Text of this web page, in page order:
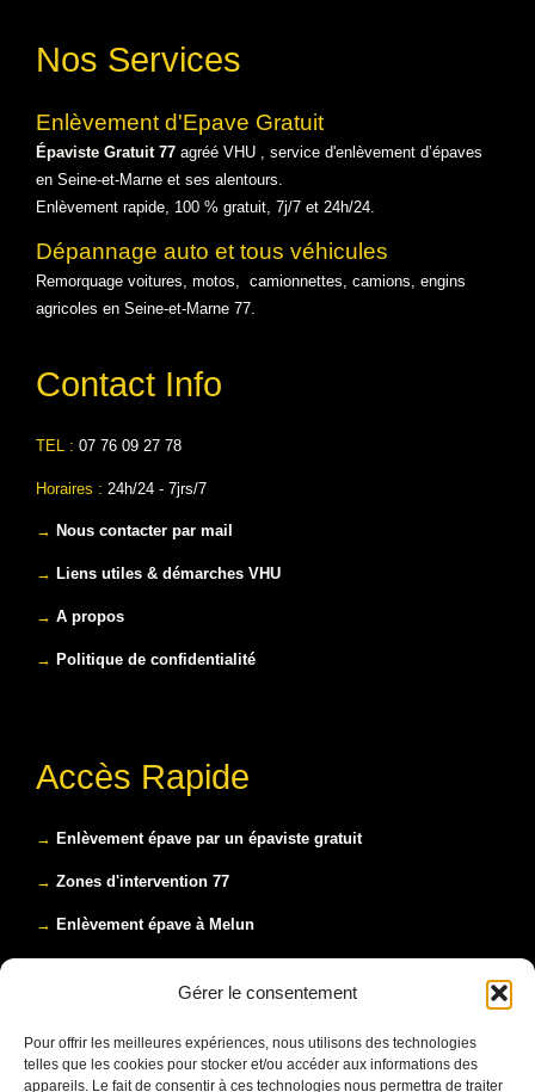
Gérer le consentement
Pour offrir les meilleures expériences, nous utilisons des technologies
telles que les cookies pour stocker et/ou accéder aux informations des
appareils. Le fait de consentir à ces technologies nous permettra de traiter
Nos Services
Enlèvement d'Epave Gratuit
Épaviste Gratuit 77 agréé VHU , service d'enlèvement d’épaves
en Seine-et-Marne et ses alentours.
Enlèvement rapide, 100 % gratuit, 7j/7 et 24h/24.
Dépannage auto et tous véhicules
Remorquage voitures, motos, camionnettes, camions, engins
agricoles en Seine-et-Marne 77.
Contact Info
TEL : 07 76 09 27 78
Horaires : 24h/24 - 7jrs/7
→ Nous contacter par mail
→ Liens utiles & démarches VHU
→ A propos
→ Politique de confidentialité
Accès Rapide
→ Enlèvement épave par un épaviste gratuit
→ Zones d'intervention 77
→ Enlèvement épave à Melun
→ Enlèvement épave à Montereau-Fault-Yonne